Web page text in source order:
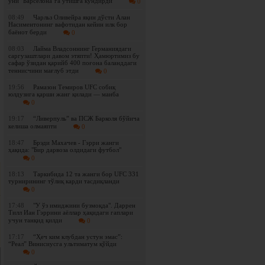
08:49
Чарльз Оливейра яқин дўсти Алан
Насиментонинг вафотидан кейин илк бор
баёнот берди
0
08:03
Лайма Владсоннинг Германиядаги
саргузаштлари давом этяпти! Ҳамюртимиз бу
сафар ўзидан қарийб 400 поғона баланддаги
теннисчини мағлуб этди
0
19:56
Рамазон Темиров UFC собиқ
юлдузига қарши жанг қилади — манба
0
19:17
“Ливерпуль” ва ПСЖ Барколя бўйича
келиша олмаяпти
0
18:47
Брэди Махачев - Гэрри жанги
ҳақида: "Бир дарвоза олдидаги футбол"
0
18:13
Таркибида 12 та жанги бор UFC 331
турнирининг тўлиқ карди тасдиқланди
0
17:48
"У ўз имиджини бузмоқда". Даррен
Тилл Иан Гэррини аёллар ҳақидаги гаплари
учун танқид қилди
0
17:17
“Ҳеч ким клубдан устун эмас”:
“Реал” Винисиусга ультиматум қўйди
0